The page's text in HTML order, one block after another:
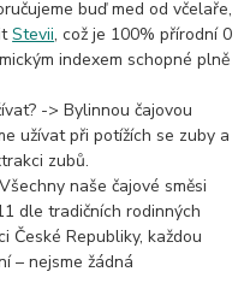
buď med od včelaře,
Stevii, což je 100% přírodní 0
indexem schopné plně
-> Bylinnou čajovou
užívat při potížích se zuby a
zubů.
naše čajové směsi
dle tradičních rodinných
České Republiky, každou
– nejsme žádná